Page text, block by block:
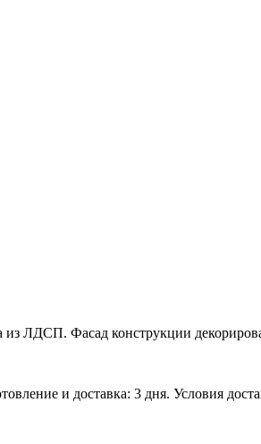
из ЛДСП. Фасад конструкции
и доставка: 3 дня. Условия